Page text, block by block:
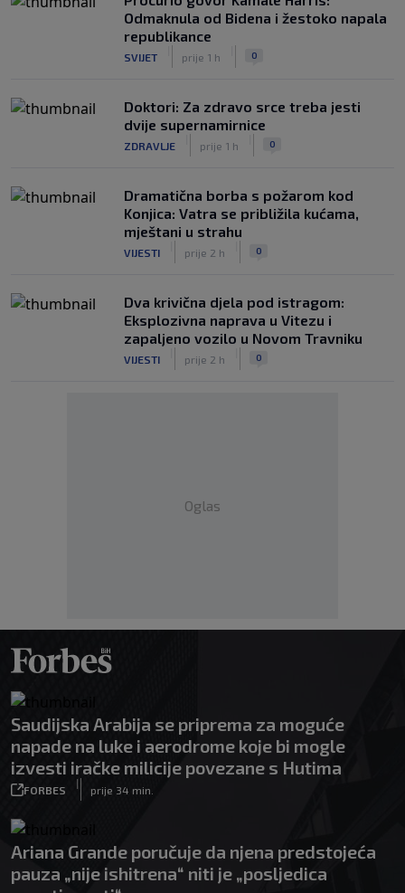
Odmaknula od Bidena i žestoko napala
republikance
SVIJET prije 1 h 0
Doktori: Za zdravo srce treba jesti
dvije supernamirnice
ZDRAVLJE prije 1 h 0
Dramatična borba s požarom kod
Konjica: Vatra se približila kućama,
mještani u strahu
VIJESTI prije 2 h 0
Dva krivična djela pod istragom:
Eksplozivna naprava u Vitezu i
zapaljeno vozilo u Novom Travniku
VIJESTI prije 2 h 0
Oglas
Saudijska Arabija se priprema za moguće
napade na luke i aerodrome koje bi mogle
izvesti iračke milicije povezane s Hutima
FORBES
|
prije 34 min.
Ariana Grande poručuje da njena predstojeća
pauza „nije ishitrena“ niti je „posljedica